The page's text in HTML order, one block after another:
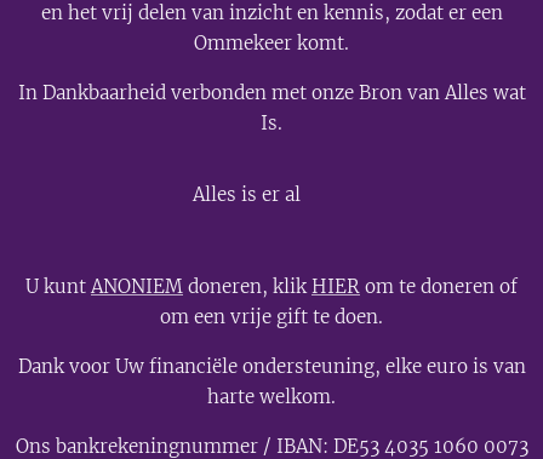
en het vrij delen van inzicht en kennis, zodat er een
Ommekeer komt.
In Dankbaarheid verbonden met onze Bron van Alles wat
Is.
Alles is er al
U kuntANONIEM doneren, klikHIER om te doneren of
om een vrije gift te doen.
Dank voor Uw financiële ondersteuning, elke euro is van
harte welkom.
Ons bankrekeningnummer / IBAN: DE53 4035 1060 0073